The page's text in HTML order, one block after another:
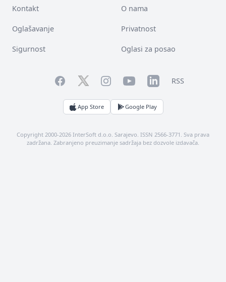
Kontakt O nama
Oglašavanje Privatnost
Sigurnost Oglasi za posao
FacebookTwitterInstagramYouTubeLinkedInRSS
App Store Google Play
Copyright 2000-2026 InterSoft d.o.o. Sarajevo. ISSN 2566-3771. Sva prava
zadržana. Zabranjeno preuzimanje sadržaja bez dozvole izdavača.